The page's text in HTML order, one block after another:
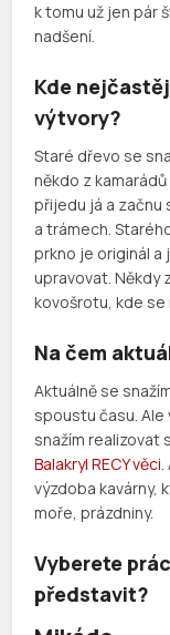
k tomu už jen pár
nadšení.
Kde
výtvory?
Staré dřevo se
někdo z
přijedu já a začnu
a trámech.
prkno je originál a
upravovat. Někdy
kovošrotu, kde
Na čem
Aktuálně se
spoustu času. Ale
snažím realizovat
Balakryl RECY věci.
výzdoba kavárny,
moře, prázdniny.
Vyberete
představit?